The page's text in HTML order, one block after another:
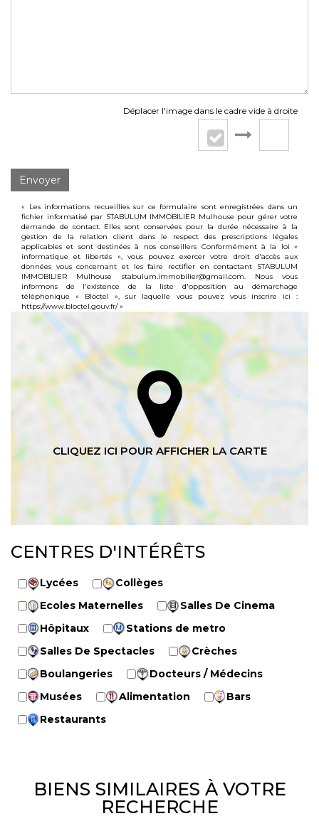
Déplacer l'image dans le cadre vide à droite
Envoyer
« Les informations recueillies sur ce formulaire sont enregistrées dans un
fichier informatisé par STABULUM IMMOBILIER Mulhouse pour gérer votre
demande de contact. Elles sont conservées pour la durée nécessaire à la
gestion de la relation client dans le respect des prescriptions légales
applicables et sont destinées à nos conseillers Conformément à la loi «
informatique et libertés », vous pouvez exercer votre droit d'accès aux
données vous concernant et les faire rectifier en contactant STABULUM
IMMOBILIER Mulhouse stabulum.immobilier@gmail.com. Nous vous
informons de l'existence de la liste d'opposition au démarchage
téléphonique « Bloctel », sur laquelle vous pouvez vous inscrire ici :
https://www.bloctel.gouv.fr/»
CENTRES D'INTÉRÊTS
Lycées
Collèges
Ecoles Maternelles
Salles De Cinema
Hôpitaux
Stations de metro
Salles De Spectacles
Crèches
Boulangeries
Docteurs / Médecins
Musées
Alimentation
Bars
Restaurants
BIENS SIMILAIRES À VOTRE
RECHERCHE